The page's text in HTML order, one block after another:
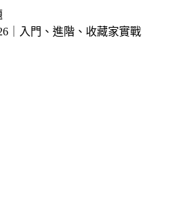
｜入門、進階、收藏家實戰